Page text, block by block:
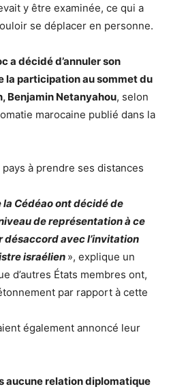
y être examinée, ce qui a
se déplacer en personne.
a décidé d’annuler son
la participation au sommet du
Benjamin Netanyahou, selon
marocaine publié dans la
pays à prendre ses distances
Cédéao ont décidé de
de représentation à ce
désaccord avec l’invitation
israélien », explique un
d’autres États membres ont,
par rapport à cette
également annoncé leur
aucune relation diplomatique